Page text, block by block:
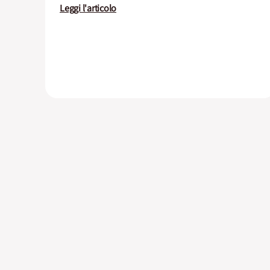
Leggi l'articolo